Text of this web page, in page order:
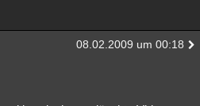
08.02.2009 um 00:18